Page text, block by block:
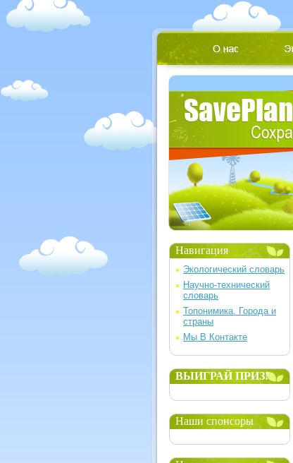
Навигация
Экологический словарь
Научно-технический
словарь
Топонимика. Города и
страны
Мы В Контакте
ВЫИГРАЙ ПРИЗ!
Наши спонсоры